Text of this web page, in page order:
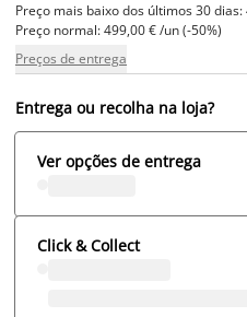
Preço mais baixo dos últimos 30 dias:
Preço normal: 499,00 € /un (-50%)
Preços de entrega
Entrega ou recolha na loja?
Ver opções de entrega
Click & Collect